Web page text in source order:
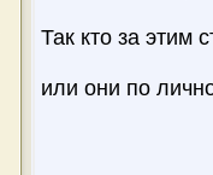
Так кто за этим
или они по